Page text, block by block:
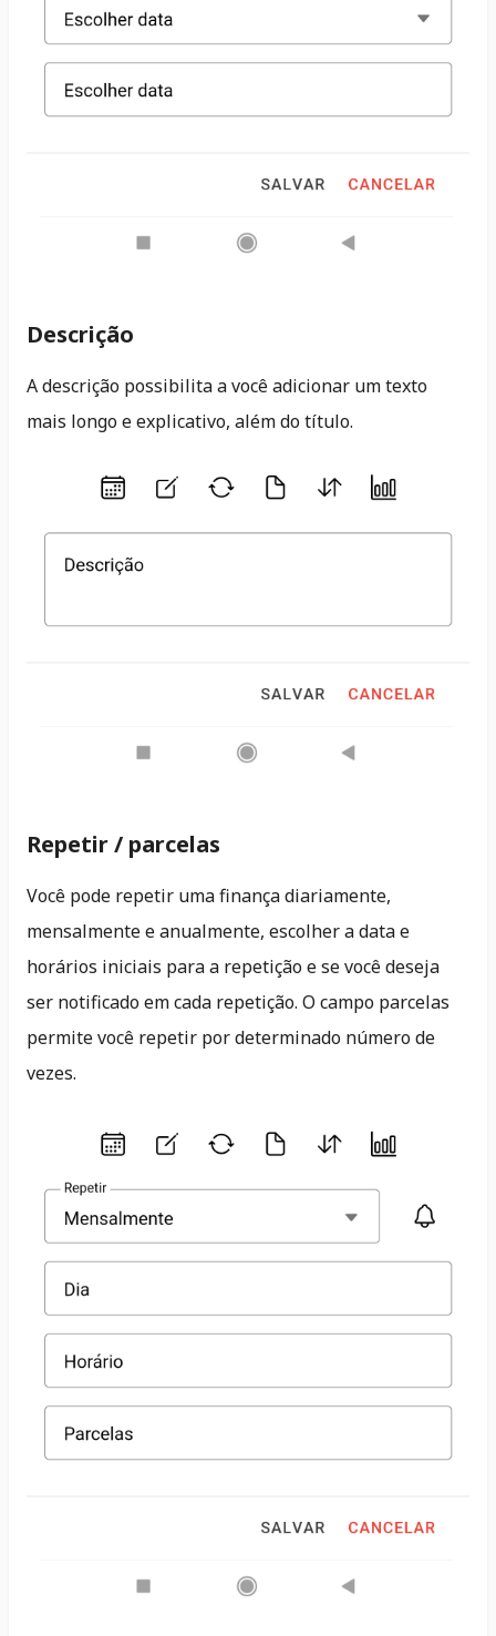
Descrição
A descrição possibilita a você adicionar um texto
mais longo e explicativo, além do título.
Repetir / parcelas
Você pode repetir uma finança diariamente,
mensalmente e anualmente, escolher a data e
horários iniciais para a repetição e se você deseja
ser notificado em cada repetição. O campo parcelas
permite você repetir por determinado número de
vezes.